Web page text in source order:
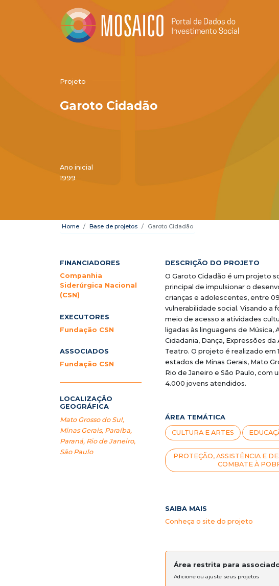
Projeto
Garoto Cidadão
Ano inicial
1999
Home Base de projetos Garoto Cidadão
FINANCIADORES
Companhia
Siderúrgica Nacional
(CSN)
EXECUTORES
Fundação CSN
ASSOCIADOS
Fundação CSN
LOCALIZAÇÃO
GEOGRÁFICA
Mato Grosso do Sul,
Minas Gerais, Paraíba,
Paraná, Rio de Janeiro,
São Paulo
DESCRIÇÃO DO PROJETO
O Garoto Cidadão é um projeto
principal de impulsionar o
crianças e adolescentes, entre
vulnerabilidade social. Visando a
meio de acesso a atividades
ligadas às linguagens de Música,
Cidadania, Dança, Expressões
Teatro. O projeto é realizado em
estados de Minas Gerais, Mato
Rio de Janeiro e São Paulo, com
4.000 jovens atendidos.
ÁREA TEMÁTICA
CULTURA E ARTES
PROTEÇÃO, ASSISTÊNCIA E
COMBATE À
SAIBA MAIS
Conheça o site do projeto
Área restrita para
Adicione ou ajuste seus projetos